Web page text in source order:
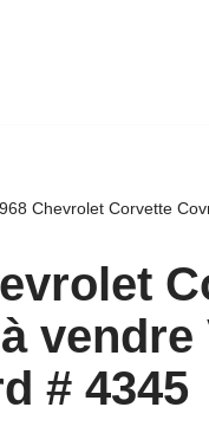
Chevrolet Corvette
# 4345